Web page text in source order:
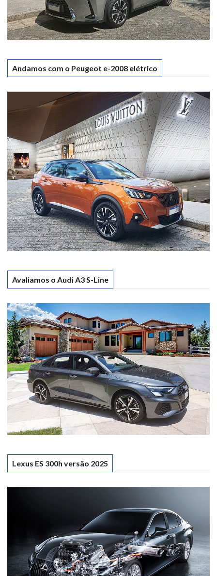
Andamos com o Peugeot e-2008 elétrico
Avaliamos o Audi A3 S-Line
Lexus ES 300h versão 2025